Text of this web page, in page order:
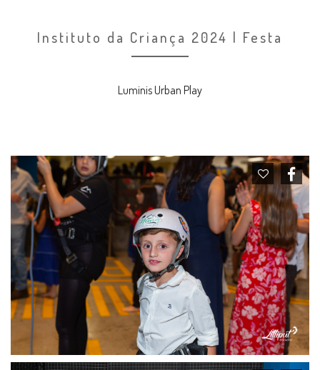
Instituto da Criança 2024 | Festa
Luminis Urban Play